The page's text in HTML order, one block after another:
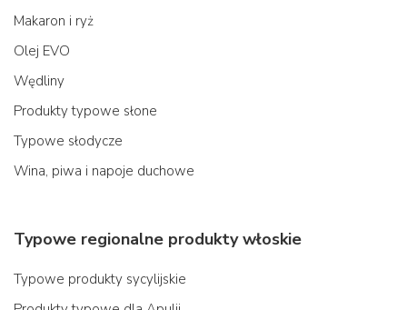
Makaron i ryż
Olej EVO
Wędliny
Produkty typowe słone
Typowe słodycze
Wina, piwa i napoje duchowe
Typowe regionalne produkty włoskie
Typowe produkty sycylijskie